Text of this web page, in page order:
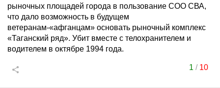
рыночных площадей города в пользование СОО СВА,
что дало возможность в будущем
ветеранам-«афганцам» основать рыночный комплекс
«Таганский ряд». Убит вместе с телохранителем и
водителем в октябре 1994 года.
1 / 10